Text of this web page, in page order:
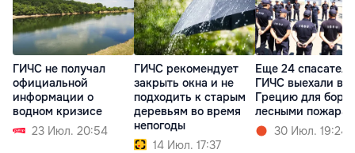
ГИЧС не получал
официальной
информации о
водном кризисе
23 Июл. 20:54
ГИЧС рекомендует
закрыть окна и не
подходить к старым
деревьям во время
непогоды
14 Июл. 17:37
Еще 24 спасателя
ГИЧС выехали в
Грецию для
лесными
30 Июл. 19:24